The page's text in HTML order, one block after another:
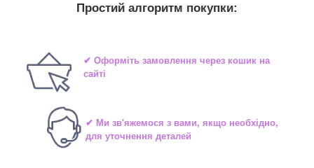
Простий алгоритм покупки:
✔ Оформіть замовлення через кошик на
сайті
✔ Ми зв'яжемося з вами, якщо необхідно,
для уточнення деталей